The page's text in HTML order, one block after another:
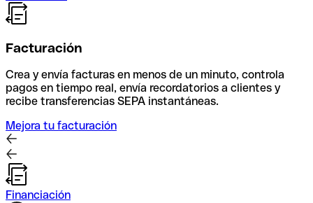
Facturación
Crea y envía facturas en menos de un minuto, controla
pagos en tiempo real, envía recordatorios a clientes y
recibe transferencias SEPA instantáneas.
Mejora tu facturación
Financiación